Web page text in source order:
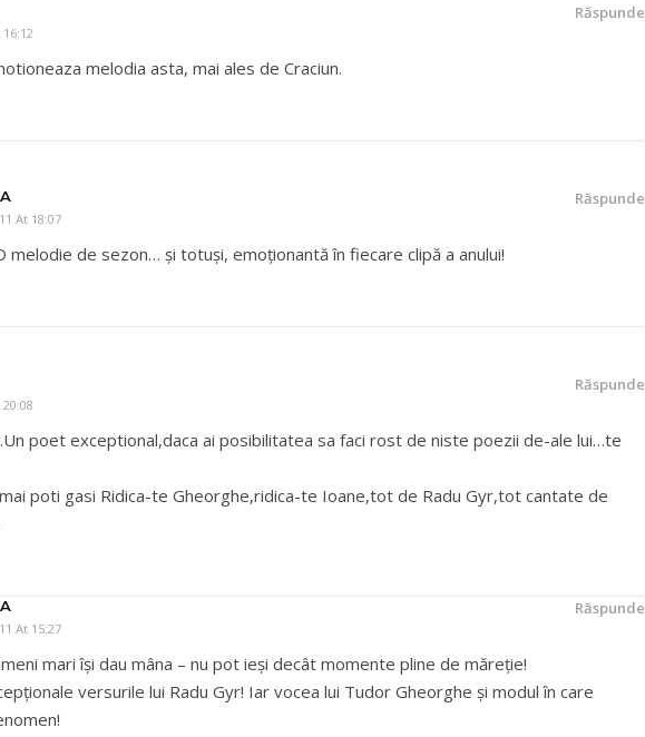
Răspunde
melodia asta, mai ales de Craciun.
At 18:07
Răspunde
melodie de sezon… şi totuşi, emoţionantă în fiecare clipă a anului!
Răspunde
poet exceptional,daca ai posibilitatea sa faci rost de niste poezii de-ale lui…te
poti gasi Ridica-te Gheorghe,ridica-te Ioane,tot de Radu Gyr,tot cantate de
At 15:27
Răspunde
mari îşi dau mâna – nu pot ieşi decât momente pline de măreţie!
versurile lui Radu Gyr! Iar vocea lui Tudor Gheorghe şi modul în care